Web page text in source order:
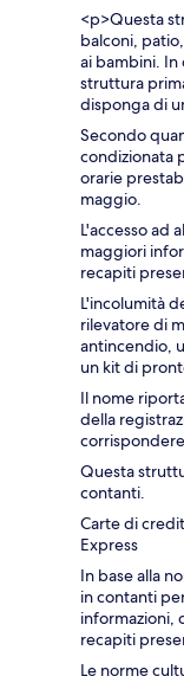
<p>Questa
balconi,
ai bambini. In
struttura
disponga di
Secondo
condizionata
orarie
maggio.
L'accesso ad
maggiori
recapiti
L'incolumità
rilevatore di
antincendio,
un kit di
Il nome
della
Questa
contanti.
Carte di
Express
In base alla
in contanti
informazioni,
recapiti
Le norme